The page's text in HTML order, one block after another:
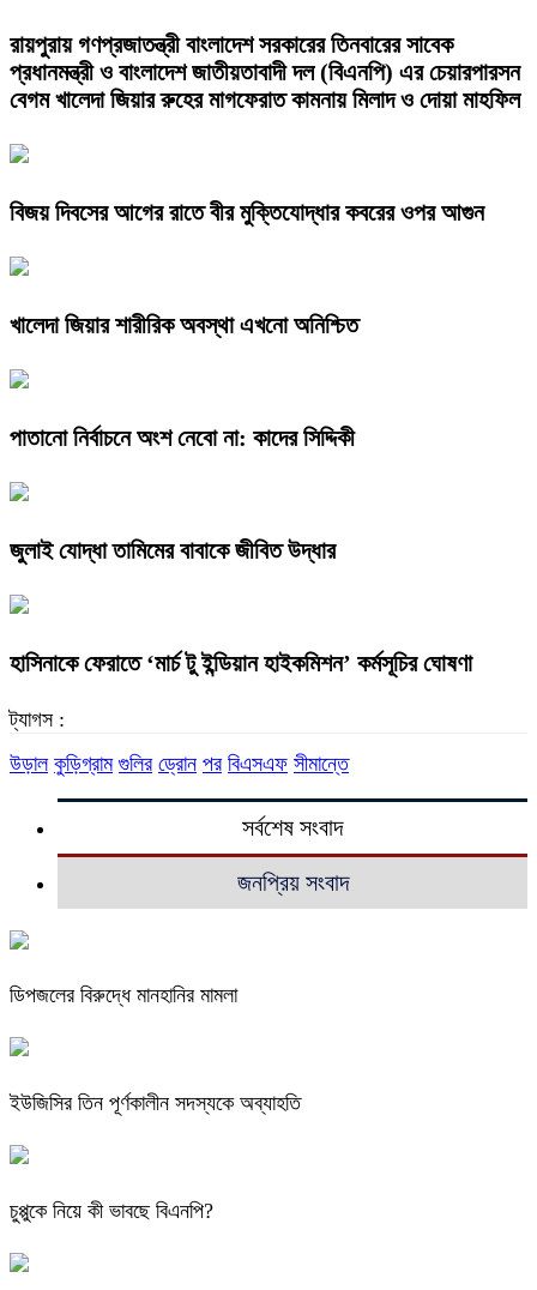
রায়পুরায় গণপ্রজাতন্ত্রী বাংলাদেশ সরকারের তিনবারের সাবেক
প্রধানমন্ত্রী ও বাংলাদেশ জাতীয়তাবাদী দল (বিএনপি) এর চেয়ারপারসন
বেগম খালেদা জিয়ার রুহের মাগফেরাত কামনায় মিলাদ ও দোয়া মাহফিল
বিজয় দিবসের আগের রাতে বীর মুক্তিযোদ্ধার কবরের ওপর আগুন
খালেদা জিয়ার শারীরিক অবস্থা এখনো অনিশ্চিত
পাতানো নির্বাচনে অংশ নেবো না: কাদের সিদ্দিকী
জুলাই যোদ্ধা তামিমের বাবাকে জীবিত উদ্ধার
হাসিনাকে ফেরাতে ‘মার্চ টু ইন্ডিয়ান হাইকমিশন’ কর্মসূচির ঘোষণা
ট্যাগস :
উড়াল কুড়িগ্রাম গুলির ড্রোন পর বিএসএফ সীমান্তে
সর্বশেষ সংবাদ
জনপ্রিয় সংবাদ
ডিপজলের বিরুদ্ধে মানহানির মামলা
ইউজিসির তিন পূর্ণকালীন সদস্যকে অব্যাহতি
চুপ্পুকে নিয়ে কী ভাবছে বিএনপি?